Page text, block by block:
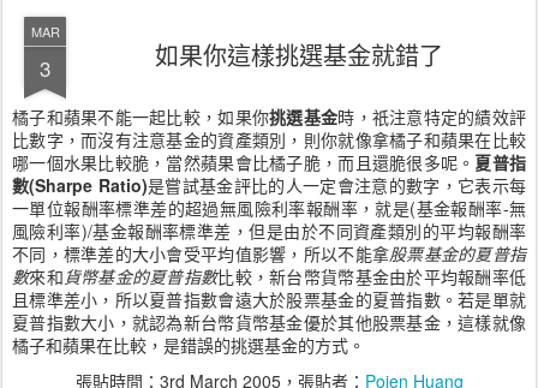
MAR
3 如果你這樣挑選基金就錯了
橘子和蘋果不能一起比較，如果你挑選基金時，祇注意特定的績效評
比數字，而沒有注意基金的資產類別，則你就像拿橘子和蘋果在比較
哪一個水果比較脆，當然蘋果會比橘子脆，而且還脆很多呢。 夏普指
數(Sharpe Ratio)是嘗試基金評比的人一定會注意的數字，它表示每
一單位報酬率標準差的超過無風險利率報酬率，就是(基金報酬率-無
風險利率)/基金報酬率標準差，但是由於不同資產類別的平均報酬率
不同，標準差的大小會受平均值影響，所以不能拿股票基金的夏普指
數來和 貨幣基金的夏普指數比較，新台幣貨幣基金由於平均報酬率低
且標準差小，所以夏普指數會遠大於股票基金的夏普指數。若是單就
夏普指數大小，就認為新台幣貨幣基金優於其他股票基金，這樣就像
橘子和蘋果在比較，是錯誤的挑選基金的方式。
張貼時間： 3rd March 2005，張貼者： Pojen Huang